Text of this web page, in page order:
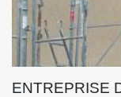
ENTREPRISE